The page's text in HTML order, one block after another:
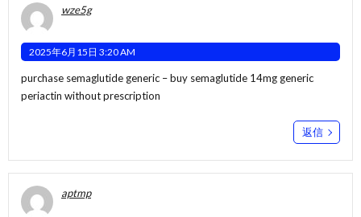
wze5g
2025年6月15日 3:20 AM
purchase semaglutide generic –buy semaglutide 14mg generic
periactin without prescription
返信
aptmp